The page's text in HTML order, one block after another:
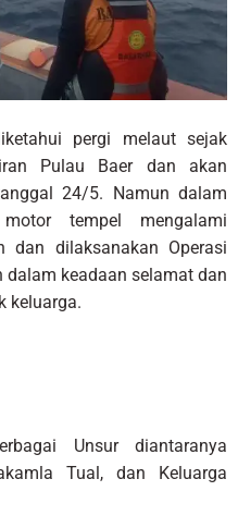
pergi melaut sejak
Pulau Baer dan akan
24/5. Namun dalam
tempel mengalami
dan dilaksanakan Operasi
dalam keadaan selamat dan
keluarga.
Unsur diantaranya
Tual, dan Keluarga